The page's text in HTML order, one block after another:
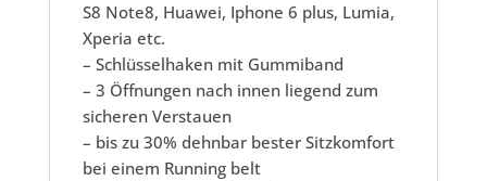
S8 Note8, Huawei, Iphone 6 plus, Lumia,
Xperia etc.
– Schlüsselhaken mit Gummiband
– 3 Öffnungen nach innen liegend zum
sicheren Verstauen
– bis zu 30% dehnbar bester Sitzkomfort
bei einem Running belt